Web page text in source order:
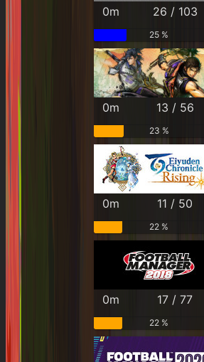
0m 26 / 103
25 %
0m 13 / 56
23 %
0m 11 / 50
22 %
0m 17 / 77
22 %